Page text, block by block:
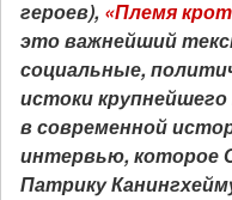
героев), «Племя
это важнейший
социальные,
истоки
в современной
интервью, которое
Патрику